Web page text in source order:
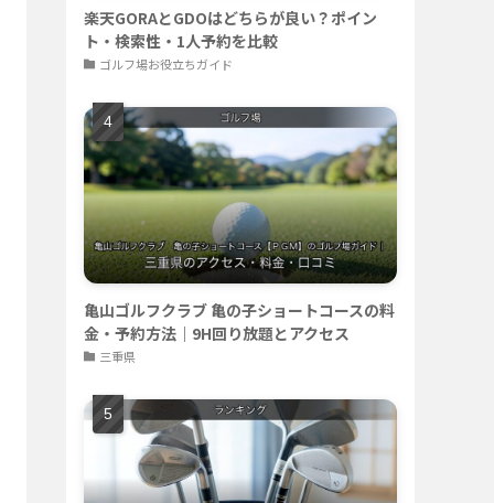
楽天GORAとGDOはどちらが良い？ポイン
ト・検索性・1人予約を比較
ゴルフ場お役立ちガイド
亀山ゴルフクラブ 亀の子ショートコースの料
金・予約方法｜9H回り放題とアクセス
三重県